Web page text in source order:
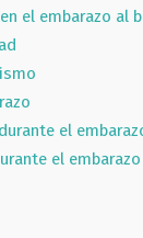
el embarazo al
el
el